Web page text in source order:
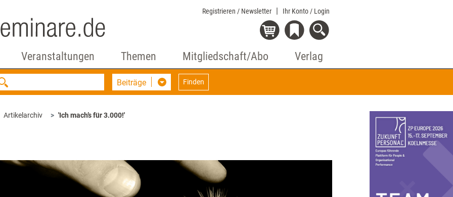
Registrieren / Newsletter Ihr Konto / Login
Veranstaltungen Themen Mitgliedschaft/Abo Verlag
Beiträge Finden
Artikelarchiv 'Ich mach’s für 3.000!'